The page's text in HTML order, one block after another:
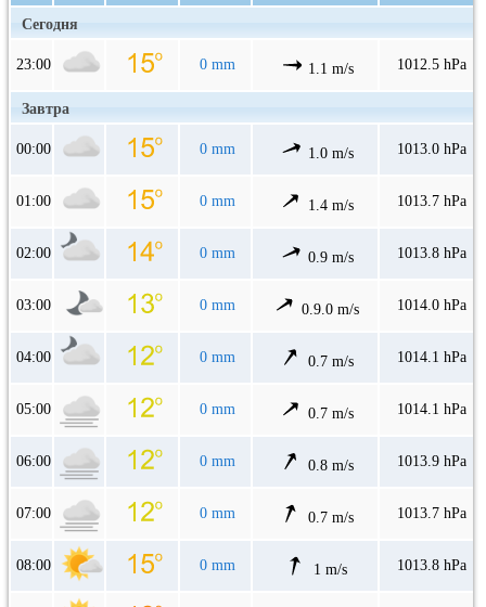
Сегодня
23:00 0 mm 1.1 m/s 1012.5 hPa
Завтра
00:00 0 mm 1.0 m/s 1013.0 hPa
01:00 0 mm 1.4 m/s 1013.7 hPa
02:00 0 mm 0.9 m/s 1013.8 hPa
03:00 0 mm 0.9.0 m/s 1014.0 hPa
04:00 0 mm 0.7 m/s 1014.1 hPa
05:00 0 mm 0.7 m/s 1014.1 hPa
06:00 0 mm 0.8 m/s 1013.9 hPa
07:00 0 mm 0.7 m/s 1013.7 hPa
08:00 0 mm 1 m/s 1013.8 hPa